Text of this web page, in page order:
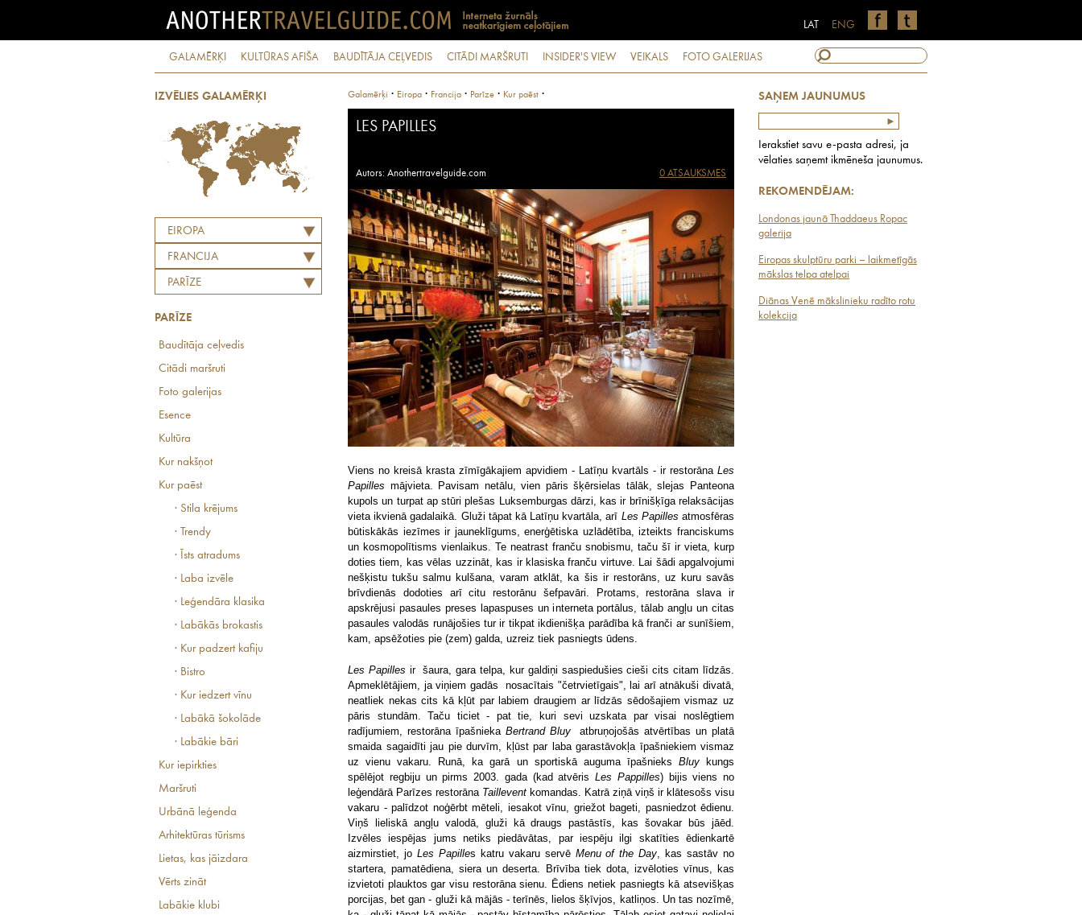
ENG
LAT
GALAMĒRĶI KULTŪRAS AFIŠA BAUDĪTĀJA CEĻVEDIS CITĀDI MARŠRUTI INSIDER'S VIEW VEIKALS FOTO GALERIJAS
IZVĒLIES GALAMĒRĶI
EIROPA
FRANCIJA
PARĪZE
PARĪZE
Baudītāja ceļvedis
Citādi maršruti
Foto galerijas
Esence
Kultūra
Kur nakšņot
Kur paēst
· Stila krējums
· Trendy
· Īsts atradums
· Laba izvēle
· Leģendāra klasika
· Labākās brokastis
· Kur padzert kafiju
· Bistro
· Kur iedzert vīnu
· Labākā šokolāde
· Labākie bāri
Kur iepirkties
Maršruti
Urbānā leģenda
Arhitektūras tūrisms
Lietas, kas jāizdara
Vērts zināt
Labākie klubi
SAŅEM JAUNUMUS
Ierakstiet savu e-pasta adresi, ja
vēlaties saņemt ikmēneša jaunumus.
REKOMENDĒJAM:
Londonas jaunā Thaddaeus Ropac
galerija
Eiropas skulptūru parki – laikmetīgās
mākslas telpa atelpai
Diānas Venē mākslinieku radīto rotu
kolekcija
Galamērķi · Eiropa · Francija · Parīze · Kur paēst ·
LES PAPILLES
Autors: Anothertravelguide.com 0 ATSAUKSMES
Viens no kreisā krasta zīmīgākajiem apvidiem - Latīņu kvartāls - ir restorāna Les
Papilles mājvieta. Pavisam netālu, vien pāris šķērsielas tālāk, slejas Panteona
kupols un turpat ap stūri plešas Luksemburgas dārzi, kas ir brīnišķīga relaksācijas
vieta ikvienā gadalaikā. Gluži tāpat kā Latīņu kvartāla, arī Les Papilles atmosfēras
būtiskākās iezīmes ir jauneklīgums, enerģētiska uzlādētība, izteikts franciskums
un kosmopolītisms vienlaikus. Te neatrast franču snobismu, taču šī ir vieta, kurp
doties tiem, kas vēlas uzzināt, kas ir klasiska franču virtuve. Lai šādi apgalvojumi
nešķistu tukšu salmu kulšana, varam atklāt, ka šis ir restorāns, uz kuru savās
brīvdienās dodoties arī citu restorānu šefpavāri. Protams, restorāna slava ir
apskrējusi pasaules preses lapaspuses un interneta portālus, tālab angļu un citas
pasaules valodās runājošies tur ir tikpat ikdienišķa parādība kā franči ar sunīšiem,
kam, apsēžoties pie (zem) galda, uzreiz tiek pasniegts ūdens.
Les Papilles ir šaura, gara telpa, kur galdiņi saspiedušies cieši cits citam līdzās.
Apmeklētājiem, ja viņiem gadās nosacītais "četrvietīgais", lai arī atnākuši divatā,
neatliek nekas cits kā kļūt par labiem draugiem ar līdzās sēdošajiem vismaz uz
pāris stundām. Taču ticiet - pat tie, kuri sevi uzskata par visai noslēgtiem
radījumiem, restorāna īpašnieka Bertrand Bluy
atbruņojošās atvērtības un platā
smaida sagaidīti jau pie durvīm, kļūst par laba garastāvokļa īpašniekiem vismaz
uz vienu vakaru. Runā, ka garā un sportiskā auguma īpašnieks Bluykungs
spēlējot regbiju un pirms 2003. gada (kad atvēris Les Pappilles) bijis viens no
leģendārā Parīzes restorāna Taillevent komandas. Katrā ziņā viņš ir klātesošs visu
vakaru - palīdzot noģērbt mēteli, iesakot vīnu, griežot bageti, pasniedzot ēdienu.
Viņš lieliskā angļu valodā, gluži kā draugs pastāstīs, kas šovakar būs jāēd.
Izvēles iespējas jums netiks piedāvātas, par iespēju ilgi skatīties ēdienkartē
aizmirstiet, jo Les Papilles katru vakaru servē Menu of the Day, kas sastāv no
startera, pamatēdiena, siera un deserta. Brīvība tiek dota, izvēloties vīnus, kas
izvietoti plauktos gar visu restorāna sienu. Ēdiens netiek pasniegts kā atsevišķas
porcijas, bet gan - gluži kā mājās - terīnēs, lielos šķīvjos, katliņos. Un tas nozīmē,